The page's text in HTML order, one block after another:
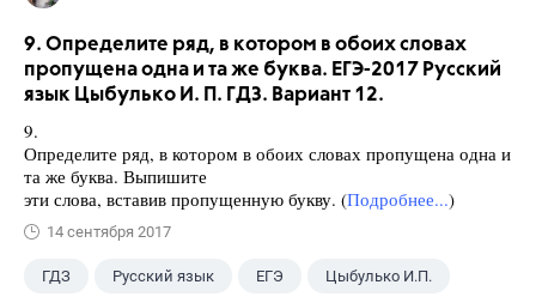
9. Определите ряд, в котором в обоих словах
пропущена одна и та же буква. ЕГЭ-2017 Русский
язык Цыбулько И. П. ГДЗ. Вариант 12.
9.
Определите ряд, в котором в обоих словах пропущена одна и
та же буква. Выпишите
эти слова, вставив пропущенную букву. (Подробнее...)
14 сентября 2017
ГДЗ Русский язык ЕГЭ Цыбулько И.П.